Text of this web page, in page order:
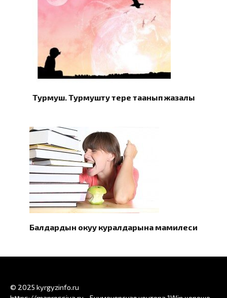
Турмуш. Турмушту терең таанып жазалы
Балдардын окуу куралдарына мамилеси
© 2025 kyrgyzinfo.ru